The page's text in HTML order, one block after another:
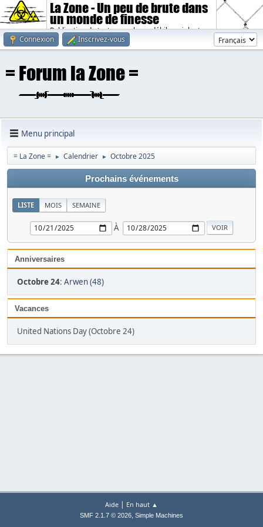
La Zone - Un peu de brute dans
un monde de finesse
Publication de textes sombres, débiles, violents.
Connexion
Inscrivez-vous
Menu principal
= La Zone = ► Calendrier ► Octobre 2025
Prochains événements
LISTE MOIS SEMAINE
À
Anniversaires
Octobre 24: Arwen (48)
Vacances
United Nations Day (Octobre 24)
Aide | En haut ▲
SMF 2.1.7 © 2026, Simple Machines